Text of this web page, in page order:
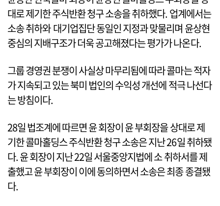
대로 제기한 주식반환 청구 소송을 취하했다. 업계에서는
소송 취하와 대기업집단 동일인 지정과 맞물리며 윤상현
중심의 지배구조가 더욱 공고해졌다는 평가가 나온다.
그룹 경영권 분쟁이 사실상 마무리됨에 따라 콜마는 적자
가 지속되고 있는 북미 법인의 수익성 개선에 적극 나선다
는 방침이다.
28일 법조계에 따르면 윤 회장이 윤 부회장을 상대로 제
기한 콜마홀딩스 주식반환 청구 소송은 지난 26일 취하됐
다. 윤 회장이 지난 22일 서울중앙지법에 소 취하서를 제
출했고 윤 부회장이 이에 동의하면서 소송은 최종 종결됐
다.